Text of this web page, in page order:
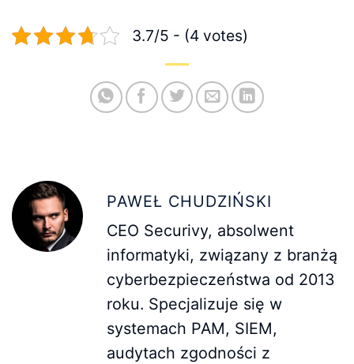
3.7/5 - (4 votes)
PAWEŁ CHUDZIŃSKI
CEO Securivy, absolwent
informatyki, związany z branżą
cyberbezpieczeństwa od 2013
roku. Specjalizuje się w
systemach PAM, SIEM,
audytach zgodności z